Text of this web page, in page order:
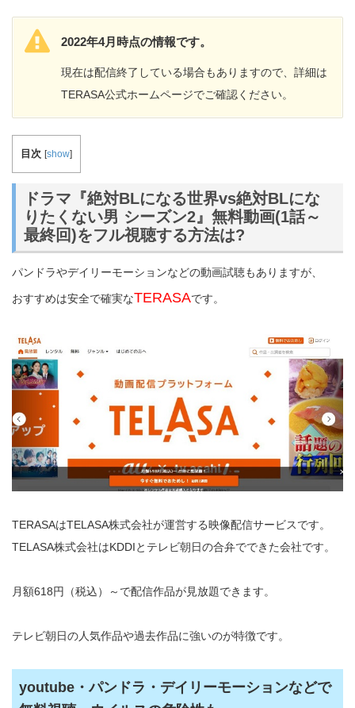
2022年4月時点の情報です。
現在は配信終了している場合もありますので、詳細は
TERASA公式ホームページでご確認ください。
目次 [show]
ドラマ『絶対BLになる世界vs絶対BLにな
りたくない男 シーズン2』無料動画(1話～
最終回)をフル視聴する方法は?
パンドラやデイリーモーションなどの動画試聴もありますが、
おすすめは安全で確実なTERASAです。
TERASAはTELASA株式会社が運営する映像配信サービスです。
TELASA株式会社はKDDIとテレビ朝日の合弁でできた会社です。
月額618円（税込）～で配信作品が見放題できます。
テレビ朝日の人気作品や過去作品に強いのが特徴です。
youtube・パンドラ・デイリーモーションなどで